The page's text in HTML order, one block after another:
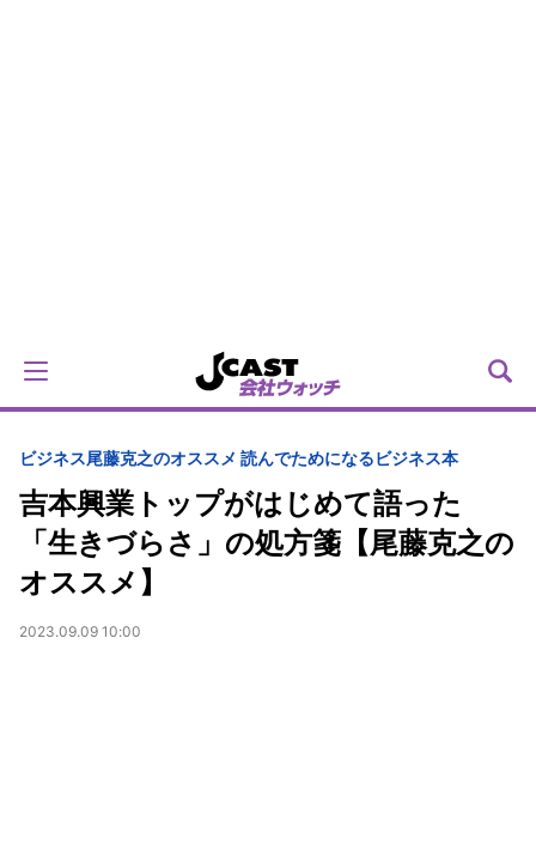
ビジネス尾藤克之のオススメ 読んでためになるビジネス本
吉本興業トップがはじめて語った
「生きづらさ」の処方箋【尾藤克之の
オススメ】
2023.09.09 10:00